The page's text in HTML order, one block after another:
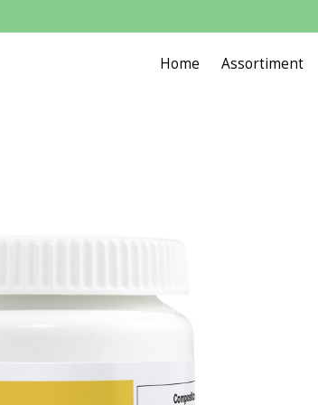
Home Assortiment